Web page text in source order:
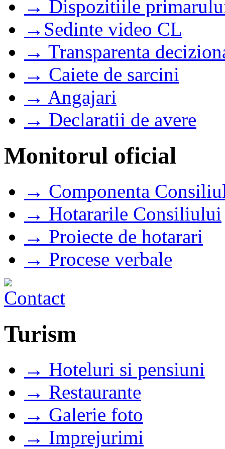
→ Dispozitiile
→Sedinte video CL
→ Transparenta
→ Caiete de sarcini
→ Angajari
→ Declaratii de avere
Monitorul oficial
→ Componenta
→ Hotararile Consiliului
→ Proiecte de hotarari
→ Procese verbale
Turism
→ Hoteluri si pensiuni
→ Restaurante
→ Galerie foto
→ Imprejurimi